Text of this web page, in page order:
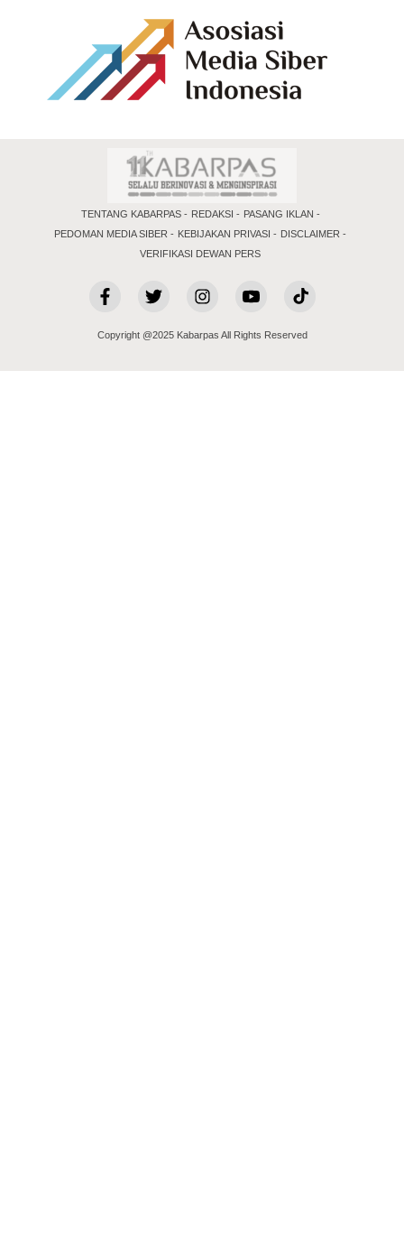
TENTANG KABARPAS REDAKSI
PASANG IKLAN
PEDOMAN MEDIA SIBER
KEBIJAKAN PRIVASI
DISCLAIMER
VERIFIKASI DEWAN PERS
Copyright @2025 Kabarpas All Rights Reserved